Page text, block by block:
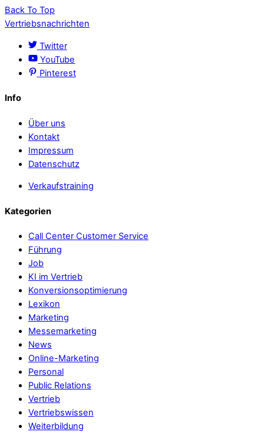
Back To Top
Vertriebsnachrichten
Twitter
YouTube
Pinterest
Info
Über uns
Kontakt
Impressum
Datenschutz
Verkaufstraining
Kategorien
Call Center Customer Service
Führung
Job
KI im Vertrieb
Konversionsoptimierung
Lexikon
Marketing
Messemarketing
News
Online-Marketing
Personal
Public Relations
Vertrieb
Vertriebswissen
Weiterbildung